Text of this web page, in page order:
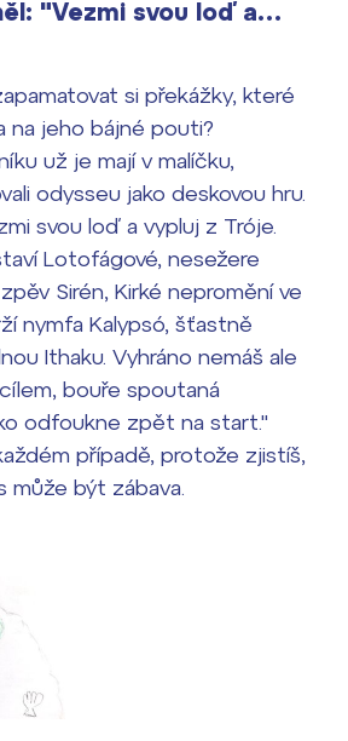
problém!
"Vezmi svou loď a…
si překážky, které
na jeho bájné pouti?
už je mají v malíčku,
odysseu jako deskovou hru.
svou loď a vypluj z Tróje.
Lotofágové, nesežere
Sirén, Kirké nepromění ve
nymfa Kalypsó, šťastně
Ithaku. Vyhráno nemáš ale
bouře spoutaná
odfoukne zpět na start."
případě, protože zjistíš,
být zábava.